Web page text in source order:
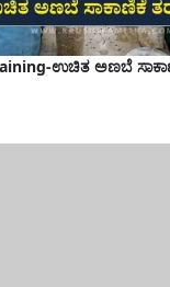
ಉಚಿತ ಅಣಬೆ